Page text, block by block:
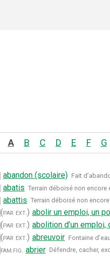
A B C D E F G
abandon (scolaire) Fait
abatis Terrain déboisé non encore
abattis Terrain déboisé non
(par ext.) abolir un emploi, un
(par ext.) abolition d’un emploi,
(par ext.) abreuvoir Fontaine
fam. fig. abrier Défendre, cacher,